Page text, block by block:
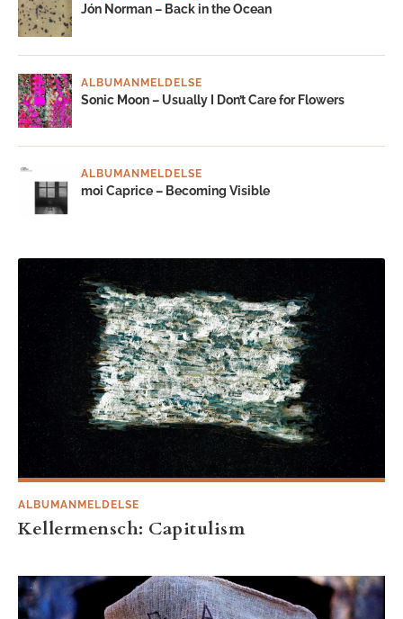
Jón Norman – Back in the Ocean
ALBUMANMELDELSE
Sonic Moon – Usually I Don’t Care for Flowers
ALBUMANMELDELSE
moi Caprice – Becoming Visible
ALBUMANMELDELSE
Kellermensch: Capitulism